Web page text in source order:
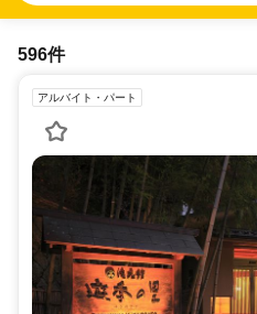
596件
アルバイト・パート